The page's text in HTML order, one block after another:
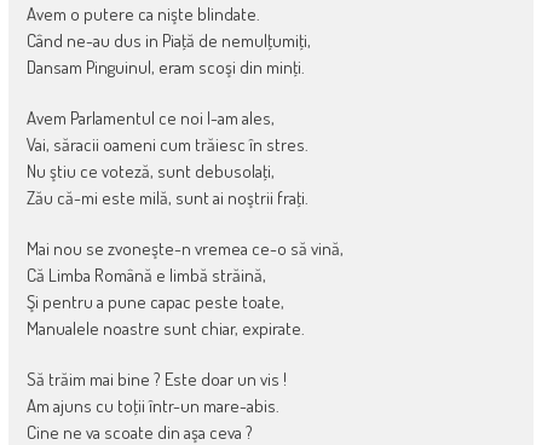
Avem o putere ca nişte blindate.
Când ne-au dus in Piaţă de nemulţumiţi,
Dansam Pinguinul, eram scoşi din minţi.
Avem Parlamentul ce noi l-am ales,
Vai, săracii oameni cum trăiesc în stres.
Nu ştiu ce voteză, sunt debusolaţi,
Zău că-mi este milă, sunt ai noştrii fraţi.
Mai nou se zvoneşte-n vremea ce-o să vină,
Că Limba Română e limbă străină,
Şi pentru a pune capac peste toate,
Manualele noastre sunt chiar, expirate.
Să trăim mai bine ? Este doar un vis !
Am ajuns cu toţii într-un mare-abis.
Cine ne va scoate din aşa ceva ?